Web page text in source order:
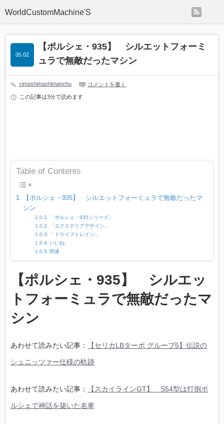
WorldCustomMachine'S
【ポルシェ・935】 シルエットフォーミ
ュラで無敵だったマシン
05.02
cimashimashimanchu コメントを書く
この記事は3分で読めます
Table of Contents
【ポルシェ・935】 シルエットフォーミュラで無敵だったマ
シン
「ポルシェ・935シリーズ」
「エクステリアデザイン」
「ドライブトレイン」
いいね:
関連
【ポルシェ・935】 シルエッ
トフォーミュラで無敵だったマ
シン
あわせて読みたい記事： 【セリカLBターボ グループ5】伝説の
シュニッツァー仕様の軌跡
あわせて読みたい記事： 【スカイラインGT】 S54型は打倒ポ
ルシェで神話を築いた名車